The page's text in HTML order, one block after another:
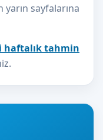
sayfalarına
haftalık tahmin